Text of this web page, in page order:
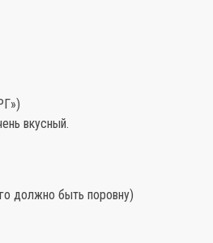
вкусный.
должно быть поровну)